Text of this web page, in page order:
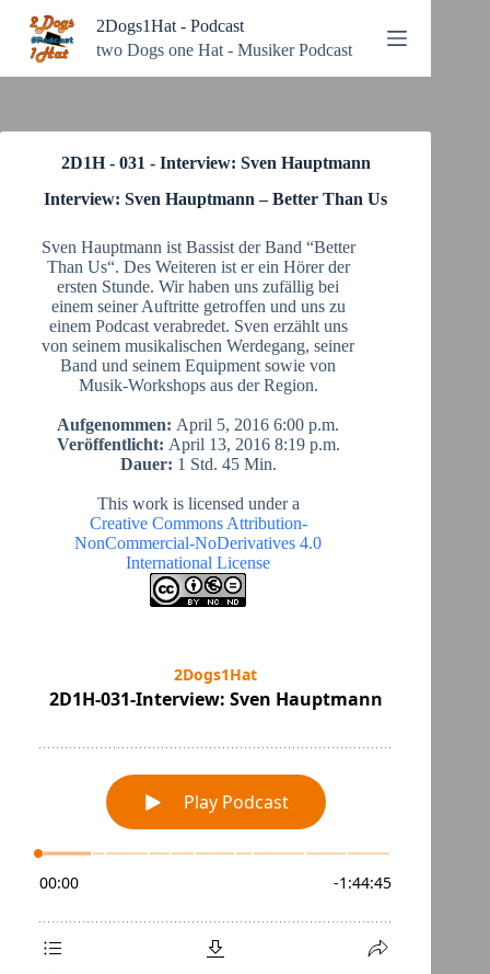
Inhalt
springen
2Dogs1Hat - Podcast
two Dogs one Hat - Musiker Podcast
2D1H - 031 - Interview: Sven Hauptmann
Interview: Sven Hauptmann – Better Than Us
Sven Hauptmann ist Bassist der Band “Better
Than Us“. Des Weiteren ist er ein Hörer der
ersten Stunde. Wir haben uns zufällig bei
einem seiner Auftritte getroffen und uns zu
einem Podcast verabredet. Sven erzählt uns
von seinem musikalischen Werdegang, seiner
Band und seinem Equipment sowie von
Musik-Workshops aus der Region.
Aufgenommen: April 5, 2016 6:00 p.m.
Veröffentlicht: April 13, 2016 8:19 p.m.
Dauer: 1 Std. 45 Min.
This work is licensed under a
Creative Commons Attribution-
NonCommercial-NoDerivatives 4.0
International License